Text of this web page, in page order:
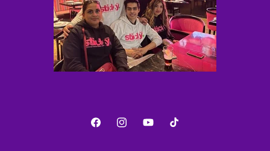
FacebookInstagramYouTubeTikTok